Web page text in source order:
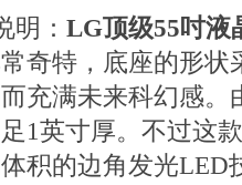
明： LG顶级55吋液
奇特，底座的形状
充满未来科幻感。
1英寸厚。不过这
积的边角发光LED